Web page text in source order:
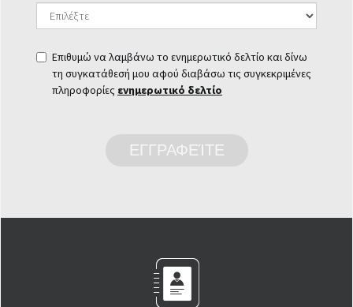
Επιθυμώ να λαμβάνω το ενημερωτικό δελτίο και δίνω
τη συγκατάθεσή μου αφού διαβάσω τις συγκεκριμένες
πληροφορίες ενημερωτικό δελτίο
ΕΓΓΡΑΦΕΊΤΕ